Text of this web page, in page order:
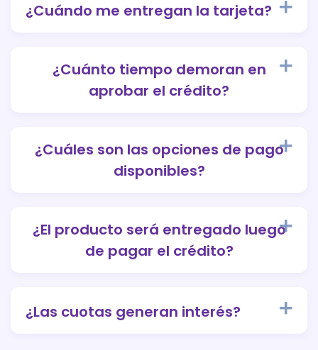
¿Cuándo me entregan la tarjeta?
¿Cuánto tiempo demoran en
aprobar el crédito?
¿Cuáles son las opciones de pago
disponibles?
¿El producto será entregado luego
de pagar el crédito?
¿Las cuotas generan interés?